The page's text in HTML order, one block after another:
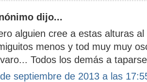
dijo...
alguien cree a estas alturas
menos y tod muy muy
Todos los demás a
septiembre de 2013 a las